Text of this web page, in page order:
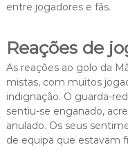
entre jogadores e fãs.
Reações de
As reações ao golo da
mistas, com muitos
indignação. O guarda-
sentiu-se enganado,
anulado. Os seus
de equipa que estavam